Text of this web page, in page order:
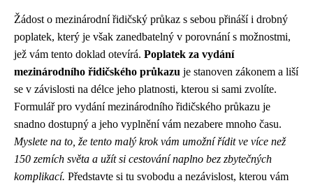
Žádost o mezinárodní řidičský průkaz s sebou přináší i drobný
poplatek, který je však zanedbatelný v porovnání s možnostmi,
jež vám tento doklad otevírá. Poplatek za vydání
mezinárodního řidičského průkazu je stanoven zákonem a liší
se v závislosti na délce jeho platnosti, kterou si sami zvolíte.
Formulář pro vydání mezinárodního řidičského průkazu je
snadno dostupný a jeho vyplnění vám nezabere mnoho času.
Myslete na to, že tento malý krok vám umožní řídit ve více než
150 zemích světa a užít si cestování naplno bez zbytečných
komplikací. Představte si tu svobodu a nezávislost, kterou vám